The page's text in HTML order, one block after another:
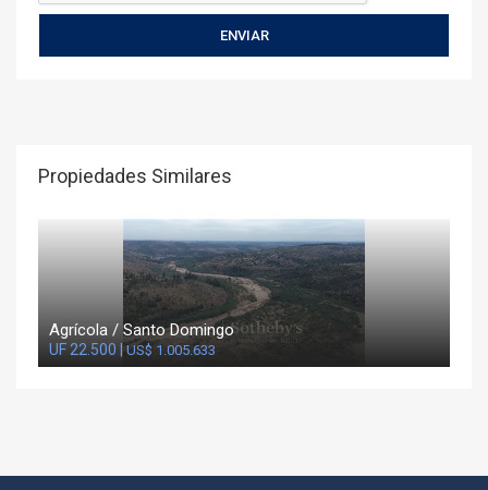
Propiedades Similares
Agrícola / Santo Domingo
UF 22.500 |US$ 1.005.633